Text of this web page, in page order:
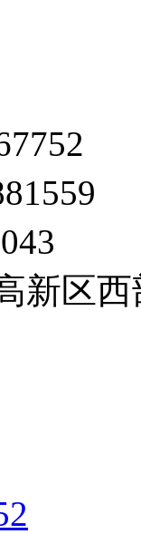
新区西